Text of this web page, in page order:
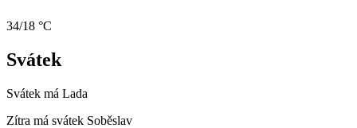
34/18 °C
Svátek
Svátek má Lada
Zítra má svátek Soběslav